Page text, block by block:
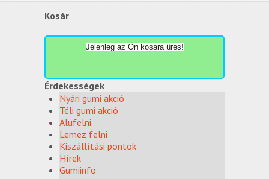
Kosár
Jelenleg az Ön kosara üres!
Érdekességek
Nyári gumi akció
Téli gumi akció
Alufelni
Lemez felni
Kiszállítási pontok
Hírek
Gumiinfo